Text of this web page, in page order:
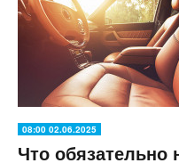
08:00 02.06.2025
Что обязательно